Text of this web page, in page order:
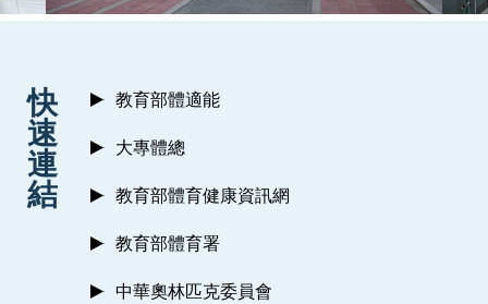
快
速
連
結
教育部體適能
大專體總
教育部體育健康資訊網
教育部體育署
中華奧林匹克委員會